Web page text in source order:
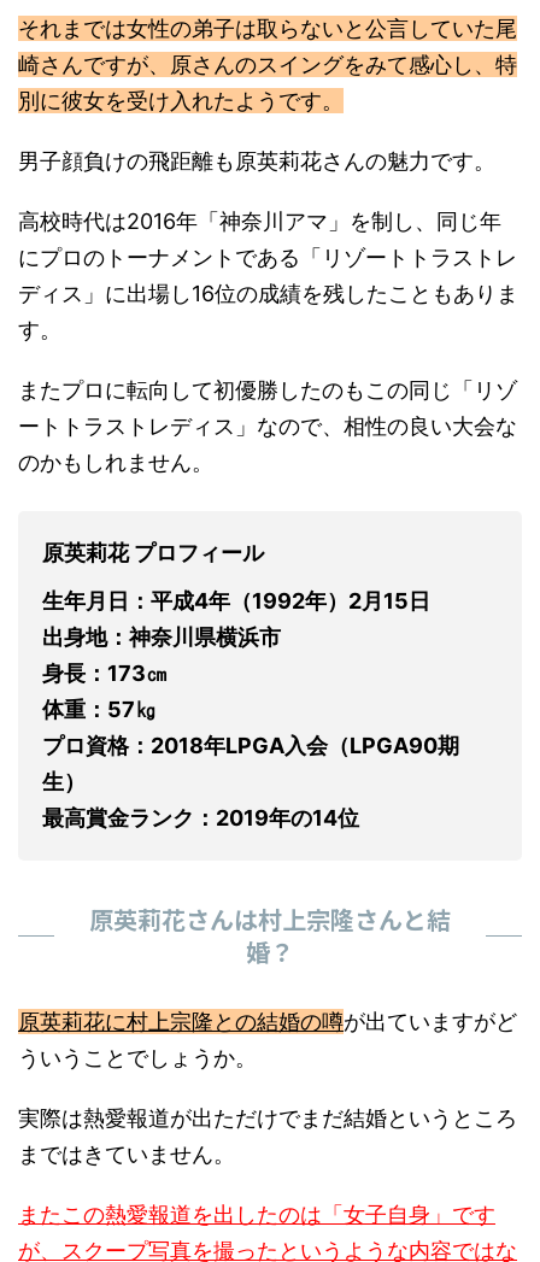
それまでは女性の弟子は取らないと公言していた尾
崎さんですが、原さんのスイングをみて感心し、特
別に彼女を受け入れたようです。
男子顔負けの飛距離も原英莉花さんの魅力です。
高校時代は2016年「神奈川アマ」を制し、同じ年
にプロのトーナメントである「リゾートトラストレ
ディス」に出場し16位の成績を残したこともありま
す。
またプロに転向して初優勝したのもこの同じ「リゾ
ートトラストレディス」なので、相性の良い大会な
のかもしれません。
原英莉花 プロフィール
生年月日：平成4年（1992年）2月15日
出身地：神奈川県横浜市
身長：173㎝
体重：57㎏
プロ資格：2018年LPGA入会（LPGA90期
生）
最高賞金ランク：2019年の14位
原英莉花さんは村上宗隆さんと結
婚？
原英莉花に村上宗隆との結婚の噂が出ていますがど
ういうことでしょうか。
実際は熱愛報道が出ただけでまだ結婚というところ
まではきていません。
またこの熱愛報道を出したのは「女子自身」です
が、スクープ写真を撮ったというような内容ではな